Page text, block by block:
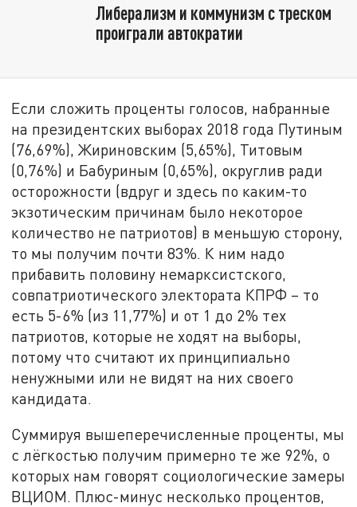
Либерализм и коммунизм с треском
проиграли автократии
Если сложить проценты голосов, набранные
на президентских выборах 2018 года Путиным
(76,69%), Жириновским (5,65%), Титовым
(0,76%) и Бабуриным (0,65%), округлив ради
осторожности (вдруг и здесь по каким-то
экзотическим причинам было некоторое
количество не патриотов) в меньшую сторону,
то мы получим почти 83%. К ним надо
прибавить половину немарксистского,
совпатриотического электората КПРФ – то
есть 5-6% (из 11,77%) и от 1 до 2% тех
патриотов, которые не ходят на выборы,
потому что считают их принципиально
ненужными или не видят на них своего
кандидата.
Суммируя вышеперечисленные проценты, мы
с лёгкостью получим примерно те же 92%, о
которых нам говорят социологические замеры
ВЦИОМ. Плюс-минус несколько процентов,